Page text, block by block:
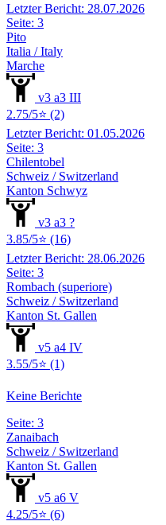
Letzter Bericht: 28.07.2026
Seite: 3
Pito
Italia / Italy
Marche
v3 a3 III
2.75/5⭐ (2)
Letzter Bericht: 01.05.2026
Seite: 3
Chilentobel
Schweiz / Switzerland
Kanton Schwyz
v3 a3 ?
3.85/5⭐ (16)
Letzter Bericht: 28.06.2026
Seite: 3
Rombach (superiore)
Schweiz / Switzerland
Kanton St. Gallen
v5 a4 IV
3.55/5⭐ (1)
Keine Berichte
Seite: 3
Zanaibach
Schweiz / Switzerland
Kanton St. Gallen
v5 a6 V
4.25/5⭐ (6)